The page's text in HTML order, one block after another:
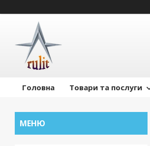
Головна Товари та послуги